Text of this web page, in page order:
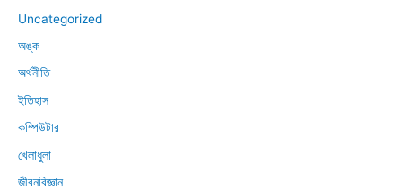
Uncategorized
অঙ্ক
অর্থনীতি
ইতিহাস
কম্পিউটার
খেলাধুলা
জীবনবিজ্ঞান